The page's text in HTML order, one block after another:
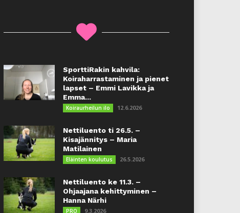
SporttiRakin kahvila:
Koiraharrastaminen ja pienet
lapset – Emmi Lavikka ja
Emma...
Koiraurheilun ilo 12.6.2026
Nettiluento ti 26.5. –
Kisajännitys – Maria
Matilainen
Eläinten koulutus 26.5.2026
Nettiluento ke 11.3. –
Ohjaajana kehittyminen –
Hanna Närhi
PRO 9.3.2026